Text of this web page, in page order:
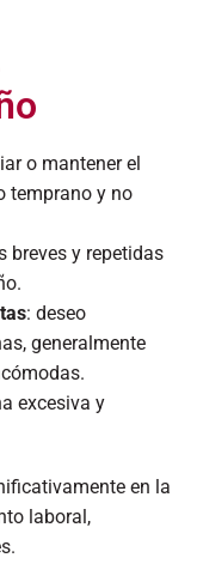
o mantener el
temprano y no
breves y repetidas
: deseo
generalmente
excesiva y
en la
laboral,